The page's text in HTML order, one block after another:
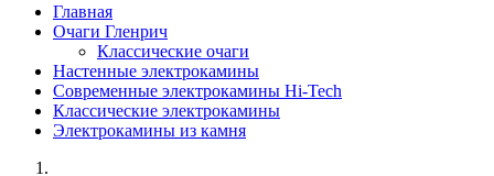
Главная
Очаги Гленрич
Классические очаги
Настенные электрокамины
Современные электрокамины Hi-Tech
Классические электрокамины
Электрокамины из камня